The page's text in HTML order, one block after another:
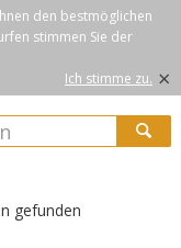
den bestmöglichen
stimmen Sie der
Ich stimme zu. ×
gefunden